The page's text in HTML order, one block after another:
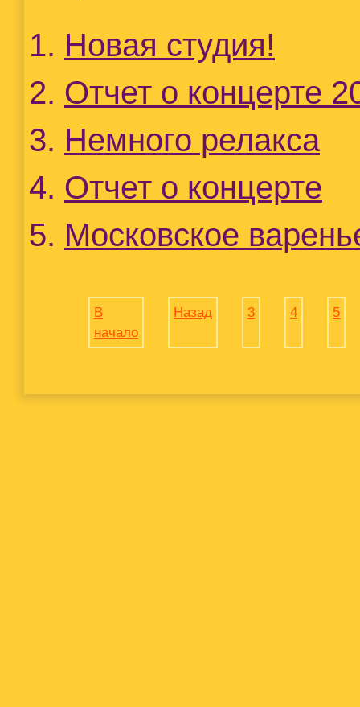
Новая студия!
Отчет о концерте
Немного релакса
Отчет о концерте
Московское
В
начало
Назад 3 4 5